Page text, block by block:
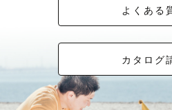
よくある
カタログ